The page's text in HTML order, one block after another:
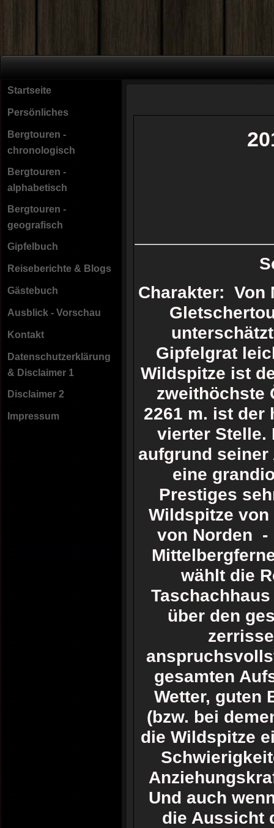
Startseite
Persönliches
Bergtouren -
chronologisch
Bergtouren -
alphabetisch
Bergtouren -
geografisch
Gipfelbuch
Reiseberichte & Blogs
Gästebuch
Ausblick - Vorschau
Kontakt
Datenschutzerklärung
& Disclaimer 1
Disclaimer 2
Impressum
Charakter:
Gipfelgrat
Wildspitze ist
zweithöchste
2261 m. ist der
vierter Stelle.
aufgrund
eine
Prestiges
Wildspitze
von Norden -
wählt die
über den
gesamten
Wetter, guten
(bzw. bei
die Wildspitze
Und auch
die Aussicht